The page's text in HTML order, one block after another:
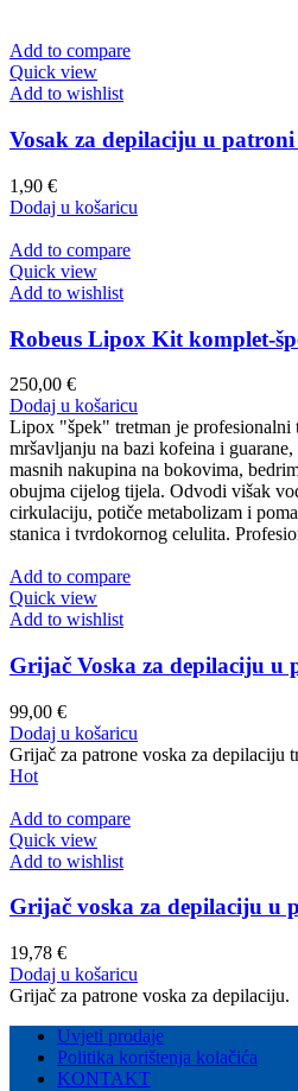
Add to compare
Quick view
Add to wishlist
Vosak za depilaciju u
1,90 €
Dodaj u košaricu
Add to compare
Quick view
Add to wishlist
Robeus Lipox Kit komplet-
250,00 €
Dodaj u košaricu
Lipox "špek" tretman je profesionalni
mršavljanju na bazi kofeina i
masnih nakupina na bokovima,
obujma cijelog tijela. Odvodi višak
cirkulaciju, potiče metabolizam i
stanica i tvrdokornog celulita.
Add to compare
Quick view
Add to wishlist
Grijač Voska za depilaciju u
99,00 €
Dodaj u košaricu
Grijač za patrone voska za depilaciju
Hot
Add to compare
Quick view
Add to wishlist
Grijač voska za depilaciju u
19,78 €
Dodaj u košaricu
Grijač za patrone voska za depilaciju.
Uvjeti prodaje
Politika korištenja kolačića
KONTAKT